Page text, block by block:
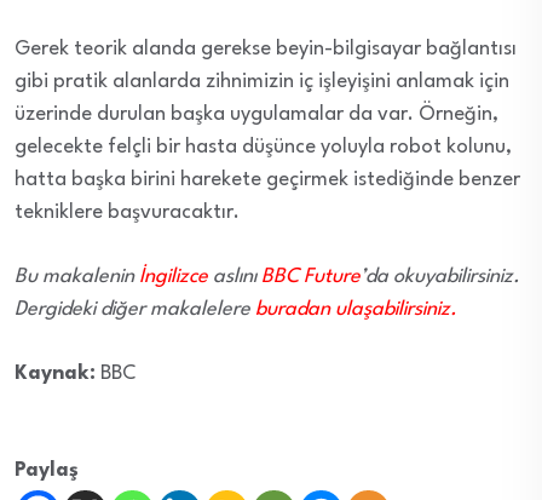
Gerek teorik alanda gerekse beyin-bilgisayar bağlantısı
gibi pratik alanlarda zihnimizin iç işleyişini anlamak için
üzerinde durulan başka uygulamalar da var. Örneğin,
gelecekte felçli bir hasta düşünce yoluyla robot kolunu,
hatta başka birini harekete geçirmek istediğinde benzer
tekniklere başvuracaktır.
Bu makalenin İngilizce aslını BBC Future’da okuyabilirsiniz.
Dergideki diğer makalelere buradan ulaşabilirsiniz.
Kaynak: BBC
Paylaş